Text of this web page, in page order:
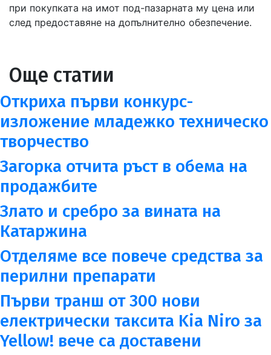
при покупката на имот под-пазарната му цена или
след предоставяне на допълнително обезпечение.
Още статии
Откриха първи конкурс-
изложение младежко техническо
творчество
Загорка отчита ръст в обема на
продажбите
Злато и сребро за вината на
Катаржина
Отделяме все повече средства за
перилни препарати
Първи транш от 300 нови
електрически таксита Kia Niro за
Yellow! вече са доставени